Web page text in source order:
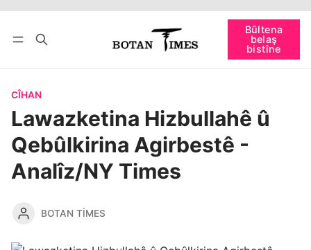
Bûltena
belaş
bistîne
bişopîne
CÎHAN
Lawazketina Hizbullahê û
Qebûlkirina Agirbestê -
Analîz/NY Times
BOTAN TIMES